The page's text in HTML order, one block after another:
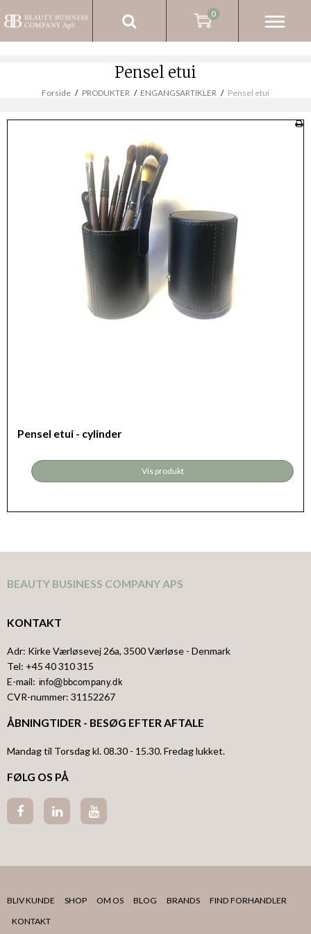
Pensel etui
Forside / PRODUKTER / ENGANGSARTIKLER / Pensel etui
Pensel etui - cylinder
Vis produkt
0
BEAUTY BUSINESS COMPANY APS
KONTAKT
Adr: Kirke Værløsevej 26a, 3500Værløse - Denmark
Tel: +45 40 310 315
E-mail:
CVR-nummer: 31152267
ÅBNINGTIDER - BESØG EFTER AFTALE
Mandag til Torsdag kl. 08.30 - 15.30. Fredag lukket.
FØLG OS PÅ
BLIV KUNDE SHOP OM OS BLOG BRANDS FIND FORHANDLER
KONTAKT